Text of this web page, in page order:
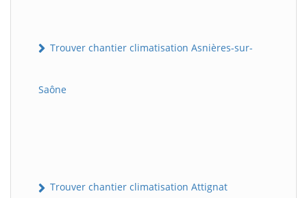
Trouver chantier climatisation Asnières-sur-
Saône
Trouver chantier climatisation Attignat